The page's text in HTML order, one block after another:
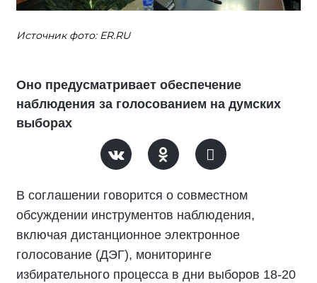
Источник фото: ER.RU
Оно предусматривает обеспечение
наблюдения за голосованием на думских
выборах
В соглашении говорится о совместном
обсуждении инструментов наблюдения,
включая дистанционное электронное
голосование (ДЭГ), мониторинге
избирательного процесса в дни выборов 18-20